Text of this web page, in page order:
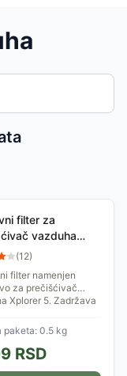
filter za
vazduha
5 (12)
filter namenjen
za prečišćivač
Xplorer 5. Zadržava
pružajući
olakšanje...
paketa: 0.5 kg
RSD